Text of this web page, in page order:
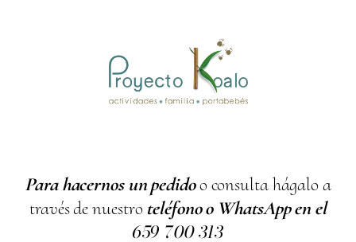
Para hacernos un pedidoo consulta hágalo a
través de nuestro teléfono o WhatsApp en el
659 700313